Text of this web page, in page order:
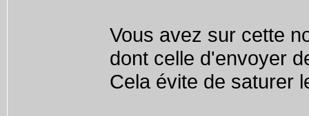
Vous avez sur cette
dont celle d'envoyer
Cela évite de saturer